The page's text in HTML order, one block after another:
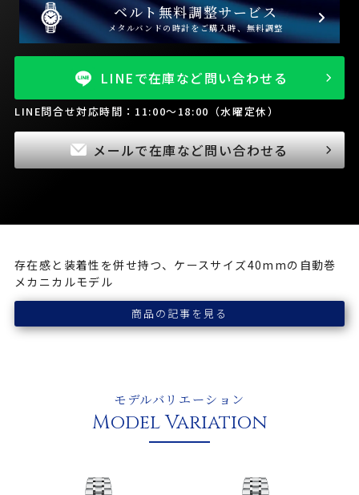
ベルト無料調整サービス
メタルバンドの時計をご購入時、無料調整
LINEで在庫など問い合わせる
LINE問合せ対応時間：11:00～18:00（水曜定休）
メールで在庫など問い合わせる
存在感と装着性を併せ持つ、ケースサイズ40mmの自動巻
メカニカルモデル
商品の記事を見る
モデルバリエーション
Model Variation